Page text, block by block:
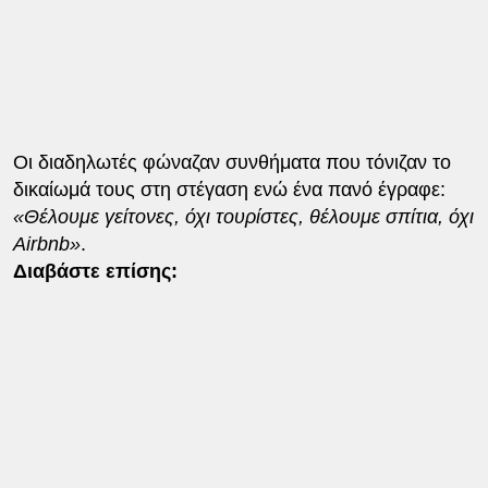
Οι διαδηλωτές φώναζαν συνθήματα που τόνιζαν το
δικαίωμά τους στη στέγαση ενώ ένα πανό έγραφε:
«Θέλουμε γείτονες, όχι τουρίστες, θέλουμε σπίτια, όχι
Airbnb».
Διαβάστε επίσης: